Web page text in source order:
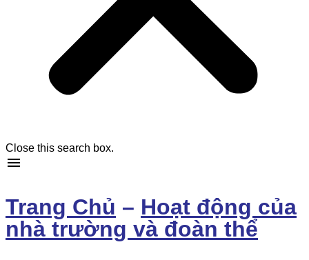
Close this search box.
Trang Chủ – Hoạt động của
nhà trường và đoàn thể